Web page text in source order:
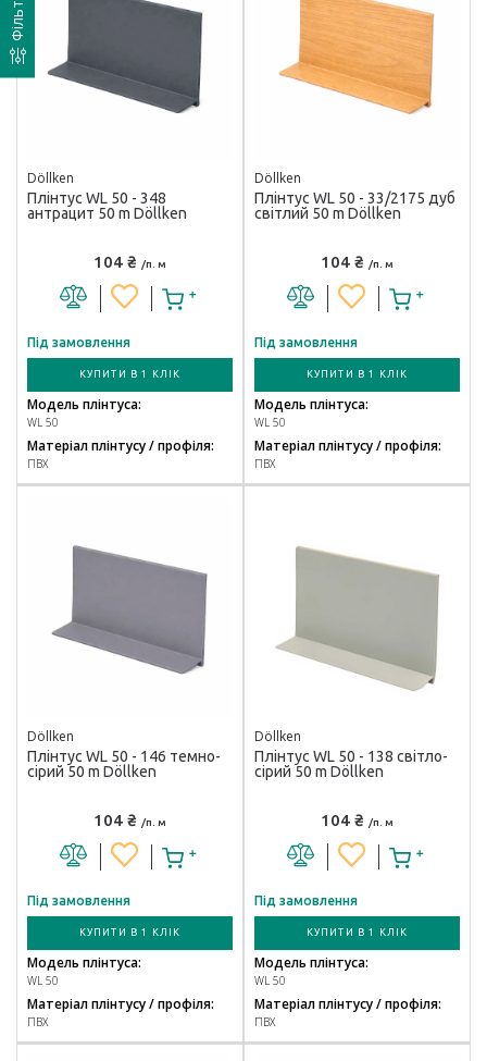
Фільтр
Döllken
Плінтус WL 50 - 348
антрацит 50 m Döllken
104 ₴ /п. м
Під замовлення
КУПИТИ В 1 КЛІК
Модель плінтуса:
WL 50
Матеріал плінтусу / профіля:
ПВХ
Döllken
Плінтус WL 50 - 33/2175 дуб
світлий 50 m Döllken
104 ₴ /п. м
Під замовлення
КУПИТИ В 1 КЛІК
Модель плінтуса:
WL 50
Матеріал плінтусу / профіля:
ПВХ
Döllken
Плінтус WL 50 - 146 темно-
сірий 50 m Döllken
104 ₴ /п. м
Під замовлення
КУПИТИ В 1 КЛІК
Модель плінтуса:
WL 50
Матеріал плінтусу / профіля:
ПВХ
Döllken
Плінтус WL 50 - 138 світло-
сірий 50 m Döllken
104 ₴ /п. м
Під замовлення
КУПИТИ В 1 КЛІК
Модель плінтуса:
WL 50
Матеріал плінтусу / профіля:
ПВХ